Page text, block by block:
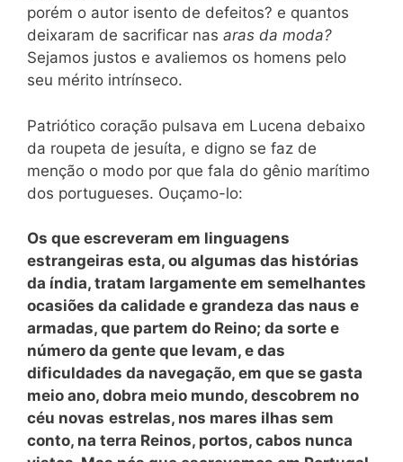
porém o autor isento de defeitos? e quantos
deixaram de sacrificar nas aras da moda?
Sejamos justos e avaliemos os homens pelo
seu mérito intrínseco.
Patriótico coração pulsava em Lucena debaixo
da roupeta de jesuíta, e digno se faz de
menção o modo por que fala do gênio marítimo
dos portugueses. Ouçamo-lo:
Os que escreveram em linguagens
estrangeiras esta, ou algumas das histórias
da índia, tratam largamente em semelhantes
ocasiões da calidade e grandeza das naus e
armadas, que partem do Reino; da sorte e
número da gente que levam, e das
dificuldades da navegação, em que se gasta
meio ano, dobra meio mundo, descobrem no
céu novas estrelas, nos mares ilhas sem
conto, na terra Reinos, portos, cabos nunca